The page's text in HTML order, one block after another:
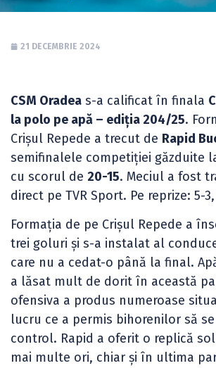
21 DECEMBRIE 2024
CSM Oradea s-a calificat în finala
la polo pe apă – ediția 204/25.
Crișul Repede a trecut de Rapid
semifinalele competiției găzduite
cu scorul de 20-15. Meciul a fost
direct pe TVR Sport. Pe reprize: 5-
Formația de pe Crișul Repede a
trei goluri și s-a instalat al
care nu a cedat-o până la final.
a lăsat mult de dorit în această
ofensiva a produs numeroase
lucru ce a permis bihorenilor să
control. Rapid a oferit o replică
mai multe ori, chiar și în ultima